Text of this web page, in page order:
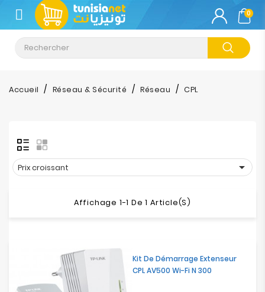
CATÉGORIE
Climatisation
Informatique
Tablette
Impression
Electroménager
0
Accueil Réseau & Sécurité Réseau CPL
Prix croissant 
Affichage 1-1 De 1 Article(s)
Kit De Démarrage Extenseur
CPL AV500 Wi-Fi N 300